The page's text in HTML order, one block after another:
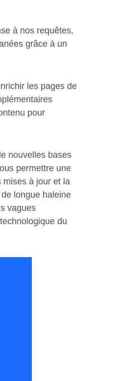
à nos requêtes,
grâce à un
les pages de
pour
nouvelles bases
permettre une
mises à jour et la
longue haleine
vagues
du